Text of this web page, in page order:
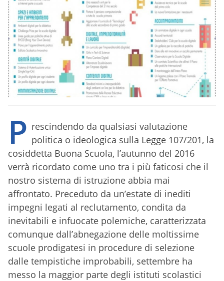
P rescindendo da qualsiasi valutazione
politica o ideologica sulla Legge 107/201, la
cosiddetta Buona Scuola, l’autunno del 2016
verrà ricordato come uno tra i più faticosi che il
nostro sistema di istruzione abbia mai
affrontato. Preceduto da un’estate di inediti
impegni legati al reclutamento, condita da
inevitabili e infuocate polemiche, caratterizzata
comunque dall’abnegazione delle moltissime
scuole prodigatesi in procedure di selezione
dalle tempistiche improbabili, settembre ha
messo la maggior parte degli istituti scolastici